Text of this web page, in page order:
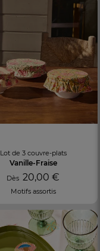
Lot de 3 couvre-plats
Vanille-Fraise
Dès20,00 €
Motifs assortis